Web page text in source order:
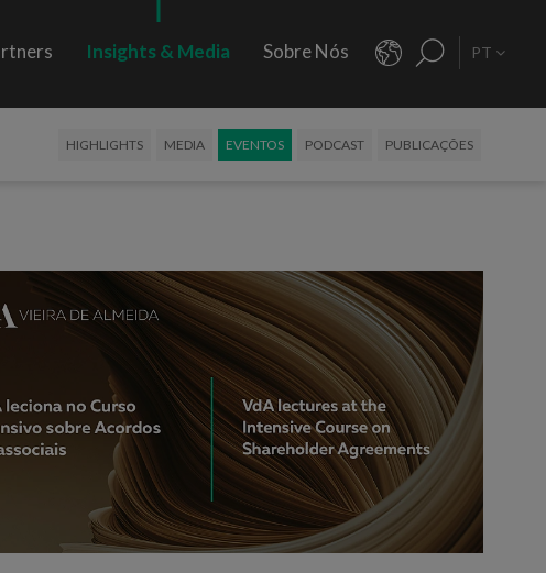
Insights & Media Sobre Nós PT
HIGHLIGHTS MEDIA EVENTOS PODCAST PUBLICAÇÕES